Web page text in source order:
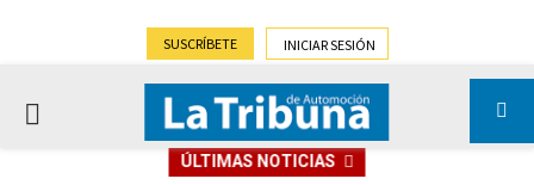
SUSCRÍBETE INICIAR SESIÓN
PRIMARY
ÚLTIMAS NOTICIAS